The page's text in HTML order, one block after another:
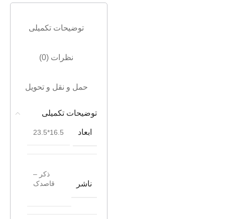
توضیحات تکمیلی
نظرات (0)
حمل و نقل و تحویل
توضیحات تکمیلی
ابعاد 16.5*23.5
ناشر
ذکر –
قاصدک